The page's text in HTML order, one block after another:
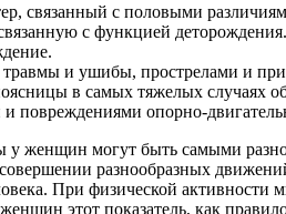
связанный с половыми
с функцией деторождения.
и ушибы, прострелами и
в самых тяжелых случаях
повреждениями опорно-
женщин могут быть самыми
разнообразных
При физической активности
этот показатель, как